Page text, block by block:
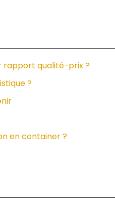
rapport qualité-prix ?
?
en container ?